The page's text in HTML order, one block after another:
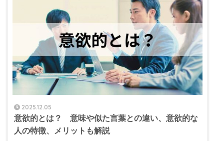
2025.12.05
意欲的とは？ 意味や似た言葉との違い、意欲的な
人の特徴、メリットも解説